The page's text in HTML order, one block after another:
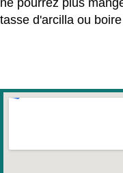
ne pourrez plus
tasse d'arcilla ou